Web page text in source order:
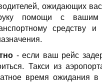
ожидающих
помощи с вашим
средству и
- если ваш рейс
Такси из
время ожидания в